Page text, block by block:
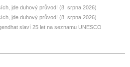
jde duhový průvod! (8. srpna 2026)
jde duhový průvod! (8. srpna 2026)
slaví 25 let na seznamu UNESCO